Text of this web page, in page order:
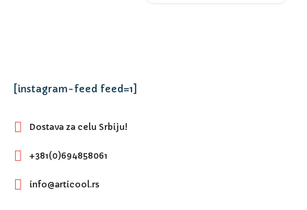
[instagram-feed feed=1]
Dostava za celu Srbiju!
+381(0)694858061
info@articool.rs